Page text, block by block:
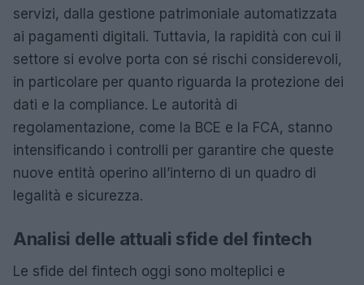
servizi, dalla gestione patrimoniale automatizzata
ai pagamenti digitali. Tuttavia, la rapidità con cui il
settore si evolve porta con sé rischi considerevoli,
in particolare per quanto riguarda la protezione dei
dati e la compliance. Le autorità di
regolamentazione, come la BCE e la FCA, stanno
intensificando i controlli per garantire che queste
nuove entità operino all’interno di un quadro di
legalità e sicurezza.
Analisi delle attuali sfide del fintech
Le sfide del fintech oggi sono molteplici e